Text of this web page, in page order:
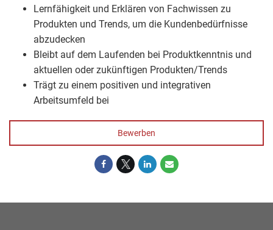
Lernfähigkeit und Erklären von Fachwissen zu
Produkten und Trends, um die Kundenbedürfnisse
abzudecken
Bleibt auf dem Laufenden bei Produktkenntnis und
aktuellen oder zukünftigen Produkten/Trends
Trägt zu einem positiven und integrativen
Arbeitsumfeld bei
Bewerben